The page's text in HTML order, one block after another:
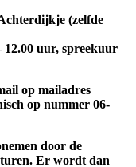
(zelfde
12.00 uur, spreekuur
op mailadres
op nummer 06-
door de
Er wordt dan